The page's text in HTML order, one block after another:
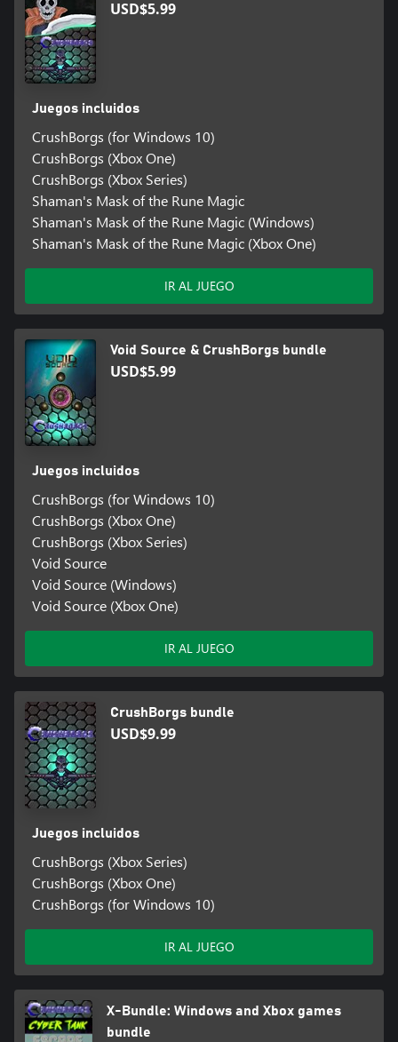
USD$5.99
Juegos incluidos
CrushBorgs (for Windows 10)
CrushBorgs (Xbox One)
CrushBorgs (Xbox Series)
Shaman's Mask of the Rune Magic
Shaman's Mask of the Rune Magic (Windows)
Shaman's Mask of the Rune Magic (Xbox One)
IR AL JUEGO
Void Source & CrushBorgs bundle
USD$5.99
Juegos incluidos
CrushBorgs (for Windows 10)
CrushBorgs (Xbox One)
CrushBorgs (Xbox Series)
Void Source
Void Source (Windows)
Void Source (Xbox One)
IR AL JUEGO
CrushBorgs bundle
USD$9.99
Juegos incluidos
CrushBorgs (Xbox Series)
CrushBorgs (Xbox One)
CrushBorgs (for Windows 10)
IR AL JUEGO
X-Bundle: Windows and Xbox games
bundle